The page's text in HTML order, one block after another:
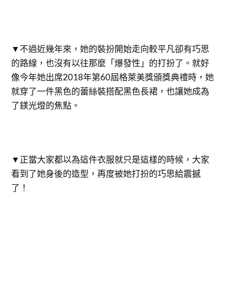
▼不過近幾年來，她的裝扮開始走向較平凡卻有巧思
的路線，也沒有以往那麼「爆發性」的打扮了。就好
像今年她出席2018年第60屆格萊美獎頒獎典禮時，她
就穿了一件黑色的蕾絲裝搭配黑色長裙，也讓她成為
了鎂光燈的焦點。
▼正當大家都以為這件衣服就只是這樣的時候，大家
看到了她身後的造型，再度被她打扮的巧思給震撼
了！